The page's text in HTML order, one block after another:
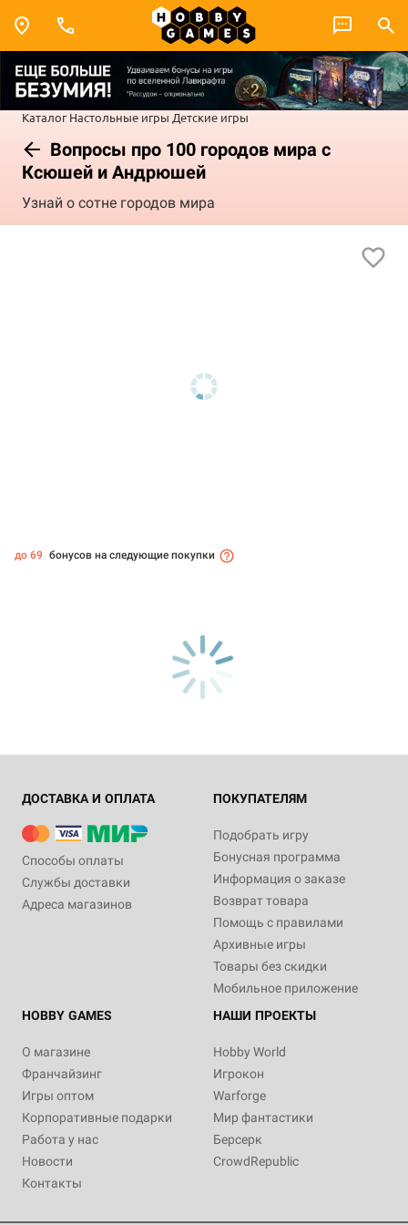
Каталог Настольные игры Детские игры
Вопросы про 100 городов мира с
Ксюшей и Андрюшей
Узнай о сотне городов мира
до 69 бонусов на следующие покупки
ДОСТАВКА И ОПЛАТА
Способы оплаты
Службы доставки
Адреса магазинов
ПОКУПАТЕЛЯМ
Подобрать игру
Бонусная программа
Информация о заказе
Возврат товара
Помощь с правилами
Архивные игры
Товары без скидки
Мобильное приложение
HOBBY GAMES
О магазине
Франчайзинг
Игры оптом
Корпоративные подарки
Работа у нас
Новости
Контакты
НАШИ ПРОЕКТЫ
Hobby World
Игрокон
Warforge
Мир фантастики
Берсерк
CrowdRepublic